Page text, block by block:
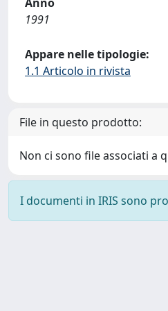
1991
Appare nelle tipologie:
1.1 Articolo in rivista
File in questo prodotto:
Non ci sono file associati a
I documenti in IRIS sono